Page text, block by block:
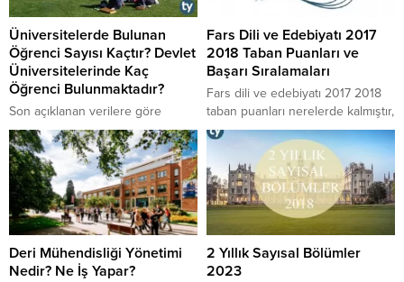
Üniversitelerde Bulunan
Öğrenci Sayısı Kaçtır? Devlet
Üniversitelerinde Kaç
Öğrenci Bulunmaktadır?
Son açıklanan verilere göre
ülkemizdeki üniversite öğrenci
sayısı açıklandı. Yüzlerce
üniversite bulunan ülkemizde kaç
milyon öğrenci bulunmaktadır?
Ülkemizde kaç devlet üniversitesi
bulunmaktadır? 2019-2020 eğitim
öğretim yılında hesaplanan
verilere göre güncel istatistikleri
paylaşmak istiyoruz. İşte
Fars Dili ve Edebiyatı 2017
2018 Taban Puanları ve
Başarı Sıralamaları
Fars dili ve edebiyatı 2017 2018
taban puanları nerelerde kalmıştır,
fars dili ve edebiyatı başarı
sıralamaları 2017 yılında nasıldır
gibi soruların cevaplarına buradan
ulaşabilirsiniz.
Deri Mühendisliği Yönetimi
Nedir? Ne İş Yapar?
2 Yıllık Sayısal Bölümler
2023